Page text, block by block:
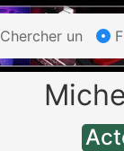
Chercher un